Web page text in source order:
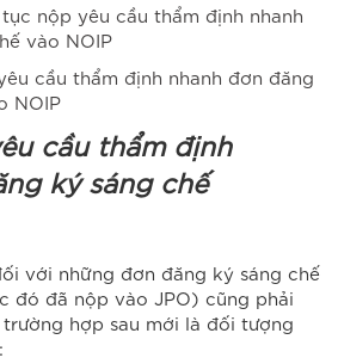
nộp yêu cầu thẩm định nhanh
vào NOIP
cầu thẩm định nhanh đơn đăng
NOIP
cầu thẩm định
ký sáng chế
với những đơn đăng ký sáng chế
đó đã nộp vào JPO) cũng phải
hợp sau mới là đối tượng